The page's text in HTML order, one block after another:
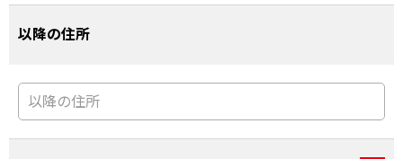
以降の住所